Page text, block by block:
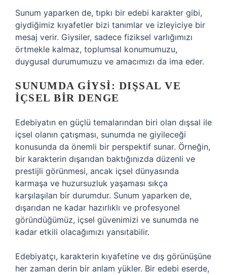
Sunum yaparken de, tıpkı bir edebi karakter gibi,
giydiğimiz kıyafetler bizi tanımlar ve izleyiciye bir
mesaj verir. Giysiler, sadece fiziksel varlığımızı
örtmekle kalmaz, toplumsal konumumuzu,
duygusal durumumuzu ve amacımızı da ima eder.
SUNUMDA GIYSI: DIŞSAL VE
İÇSEL BIR DENGE
Edebiyatın en güçlü temalarından biri olan dışsal ile
içsel olanın çatışması, sunumda ne giyileceği
konusunda da önemli bir perspektif sunar. Örneğin,
bir karakterin dışarıdan baktığınızda düzenli ve
prestijli görünmesi, ancak içsel dünyasında
karmaşa ve huzursuzluk yaşaması sıkça
karşılaşılan bir durumdur. Sunum yaparken de,
dışarıdan ne kadar hazırlıklı ve profesyonel
göründüğümüz, içsel güvenimizi ve sunumda ne
kadar etkili olacağımızı yansıtabilir.
Edebiyatçı, karakterin kıyafetine ve dış görünüşüne
her zaman derin bir anlam yükler. Bir edebi eserde,